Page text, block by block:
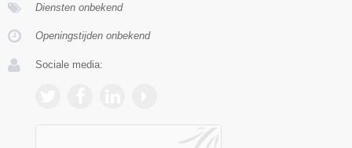
Diensten onbekend
Openingstijden onbekend
Sociale media: